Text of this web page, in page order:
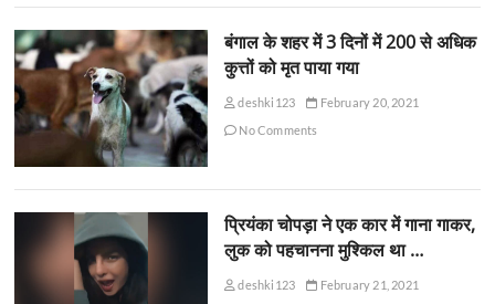
बंगाल के शहर में 3 दिनों में 200 से अधिक
कुत्तों को मृत पाया गया
deshki123
February 20, 2021
No Comments
प्रियंका चोपड़ा ने एक कार में गाना गाकर,
लुक को पहचानना मुश्किल था …
deshki123
February 21, 2021